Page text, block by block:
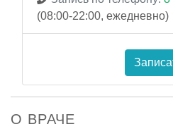
(08:00-22:00, ежедневно)
О ВРАЧЕ